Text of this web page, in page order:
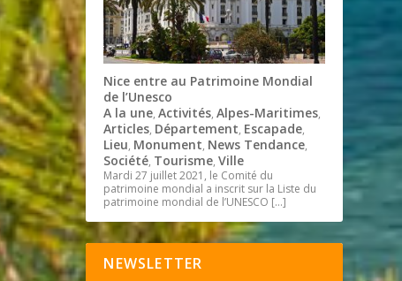
Nice entre au Patrimoine Mondial
de l’Unesco
A la une,Activités,Alpes-Maritimes,
Articles, Département, Escapade,
Lieu, Monument, News Tendance,
Société, Tourisme,Ville
Mardi 27 juillet 2021, le Comité du
patrimoine mondial a inscrit sur la Liste du
patrimoine mondial de l’UNESCO […]
NEWSLETTER